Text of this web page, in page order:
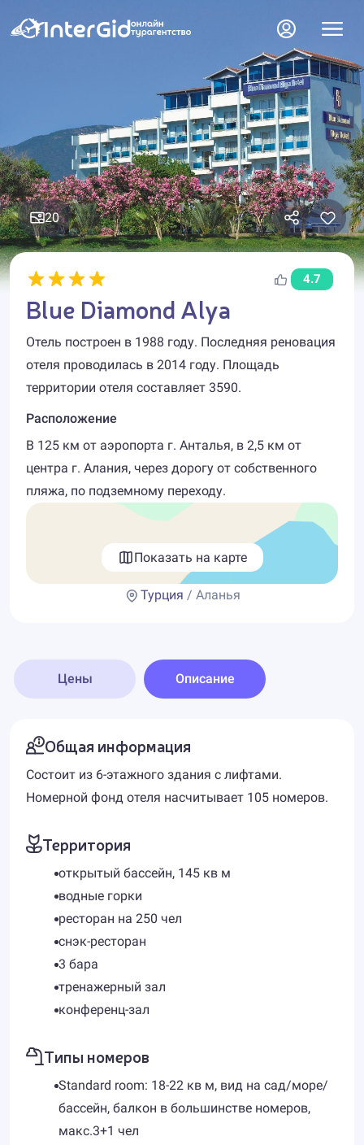
20
4.7
Blue Diamond Alya
Отель построен в 1988 году. Последняя реновация
отеля проводилась в 2014 году. Площадь
территории отеля составляет 3590.
Расположение
В 125 км от аэропорта г. Анталья, в 2,5 км от
центра г. Алания, через дорогу от собственного
пляжа, по подземному переходу.
Показать на карте
Турция / Аланья
Цены Описание
Общая информация
Состоит из 6-этажного здания с лифтами.
Номерной фонд отеля насчитывает 105 номеров.
Территория
открытый бассейн, 145 кв м
водные горки
ресторан на 250 чел
снэк-ресторан
3 бара
тренажерный зал
конференц-зал
Типы номеров
Standard room: 18-22 кв м, вид на сад/море/
бассейн, балкон в большинстве номеров,
макс.3+1 чел